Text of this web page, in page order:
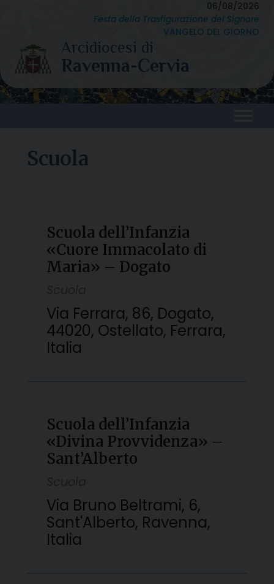
content
06/08/2026
Festa della Trasfigurazione del Signore
VANGELO DEL GIORNO
Scuola
Scuola dell’Infanzia
«Cuore Immacolato di
Maria» – Dogato
Via Ferrara, 86, Dogato,
44020, Ostellato, Ferrara,
Italia
Scuola dell’Infanzia
«Divina Provvidenza» –
Sant’Alberto
Via Bruno Beltrami, 6,
Sant'Alberto, Ravenna,
Italia